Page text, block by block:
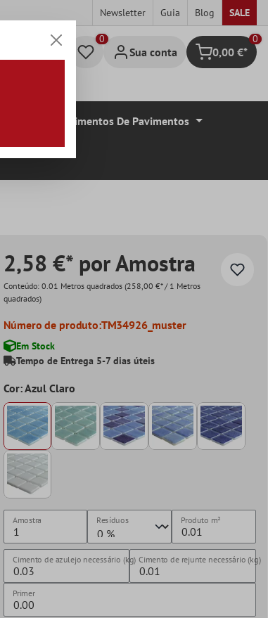
Newsletter Guia Blog SALE
Sua conta Carrinho de
0
0,00 €*
Revestimentos De Pavimentos
2,58 €* por Amostra
Conteúdo: 0.01 Metros quadrados (258,00 €* / 1 Metros
quadrados)
Número de produto:TM34926_muster
Em Stock
Tempo de Entrega 5-7 dias úteis
Cor: Azul Claro
Amostra Resíduos Produto m²
Cimento de azulejo necessário (kg) Cimento de rejunte necessário (kg)
Primer